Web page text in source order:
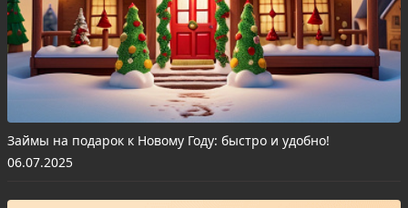
Займы на подарок к Новому Году: быстро и удобно!
06.07.2025